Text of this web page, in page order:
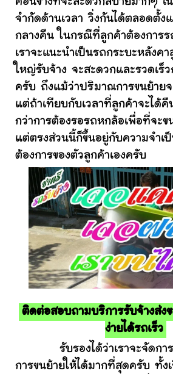
จำกัดด้านเวลา วิ่งกันได้ตลอดตั้ง
กลางคืน ในกรณีที่ลูกค้าต้องการ
เราจะแนะนำเป็นรถกระบะหลังค
ใหญ่รับจ้าง จะสะดวกและรวดเร็
ครับ ถึงแม้ว่าปริมาณการขนย้ายจ
แต่ถ้าเทียบกับเวลาที่ลูกค้าจะได้คื
กว่าการต้องรอรถหกล้อเพื่อที่จะ
แต่ตรงส่วนนี้ก็ขึ้นอยู่กับความจำเ
ต้องการของตัวลูกค้าเองครับ
ติดต่อสอบถามบริการรับจ้างส่ง
ง่ายได้รถเร็ว
รับรองได้ว่าเราจะจัดการ
การขนย้ายให้ได้มากที่สุดครับ ทั้ง